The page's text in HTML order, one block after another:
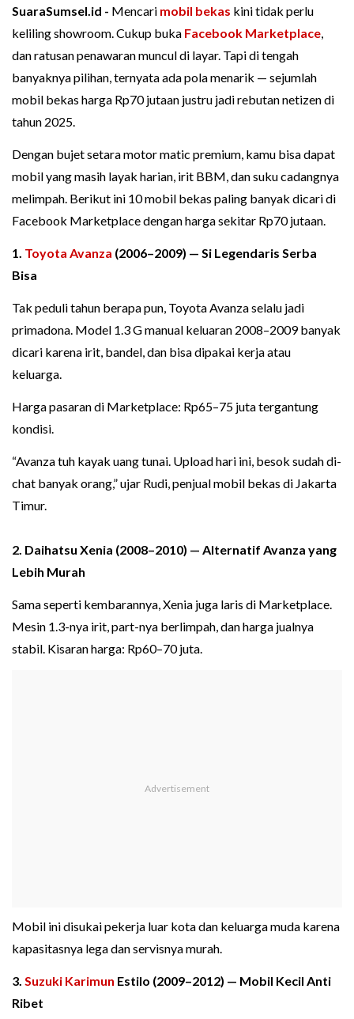
SuaraSumsel.id - Mencari mobil bekas kini tidak perlu
keliling showroom. Cukup buka Facebook Marketplace,
dan ratusan penawaran muncul di layar. Tapi di tengah
banyaknya pilihan, ternyata ada pola menarik — sejumlah
mobil bekas harga Rp70 jutaan justru jadi rebutan netizen di
tahun 2025.
Dengan bujet setara motor matic premium, kamu bisa dapat
mobil yang masih layak harian, irit BBM, dan suku cadangnya
melimpah. Berikut ini 10 mobil bekas paling banyak dicari di
Facebook Marketplace dengan harga sekitar Rp70 jutaan.
1. Toyota Avanza (2006–2009) — Si Legendaris Serba
Bisa
Tak peduli tahun berapa pun, Toyota Avanza selalu jadi
primadona. Model 1.3 G manual keluaran 2008–2009 banyak
dicari karena irit, bandel, dan bisa dipakai kerja atau
keluarga.
Harga pasaran di Marketplace: Rp65–75 juta tergantung
kondisi.
“Avanza tuh kayak uang tunai. Upload hari ini, besok sudah di-
chat banyak orang,” ujar Rudi, penjual mobil bekas di Jakarta
Timur.
2. Daihatsu Xenia (2008–2010) — Alternatif Avanza yang
Lebih Murah
Sama seperti kembarannya, Xenia juga laris di Marketplace.
Mesin 1.3-nya irit, part-nya berlimpah, dan harga jualnya
stabil. Kisaran harga: Rp60–70 juta.
Mobil ini disukai pekerja luar kota dan keluarga muda karena
kapasitasnya lega dan servisnya murah.
3. Suzuki Karimun Estilo (2009–2012) — Mobil Kecil Anti
Ribet